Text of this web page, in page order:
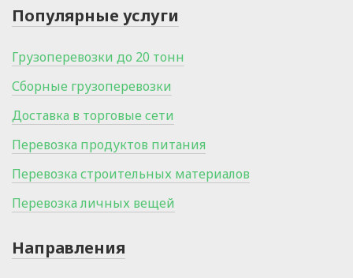
Популярные услуги
Грузоперевозки до 20 тонн
Сборные грузоперевозки
Доставка в торговые сети
Перевозка продуктов питания
Перевозка строительных материалов
Перевозка личных вещей
Направления